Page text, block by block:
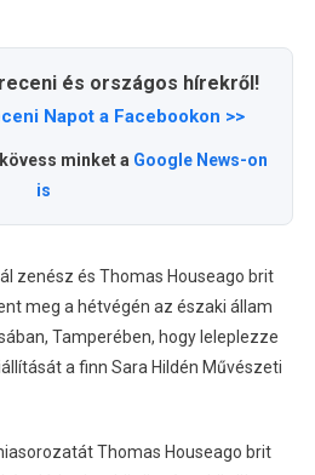
és országos hírekről!
Napot a Facebookon >>
minket a Google News-on
is
zenész és Thomas Houseago brit
meg a hétvégén az északi állam
Tamperében, hogy leleplezze
a finn Sara Hildén Művészeti
Thomas Houseago brit